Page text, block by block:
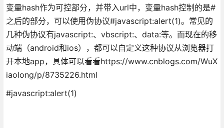
变量hash作为可控部分，并带入url中，变量hash控制的是#
之后的部分，可以使用伪协议#javascript:alert(1)。常见的
几种伪协议有javascript:、vbscript:、data:等。而现在的移
动端（android和ios），都可以自定义这种协议从浏览器打
开本地app，具体可以看看https://www.cnblogs.com/WuX
iaolong/p/8735226.html
#javascript:alert(1)